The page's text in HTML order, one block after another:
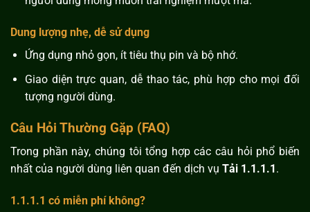
Dung lượng nhẹ, dễ sử dụng
Ứng dụng nhỏ gọn, ít tiêu thụ pin và bộ nhớ.
Giao diện trực quan, dễ thao tác, phù hợp cho mọi đối
tượng người dùng.
Câu Hỏi Thường Gặp (FAQ)
Trong phần này, chúng tôi tổng hợp các câu hỏi phổ biến
nhất của người dùng liên quan đến dịch vụ Tải 1.1.1.1.
1.1.1.1 có miễn phí không?